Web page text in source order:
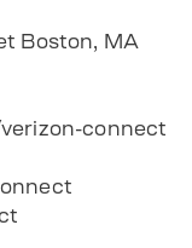
Boston, MA
connect